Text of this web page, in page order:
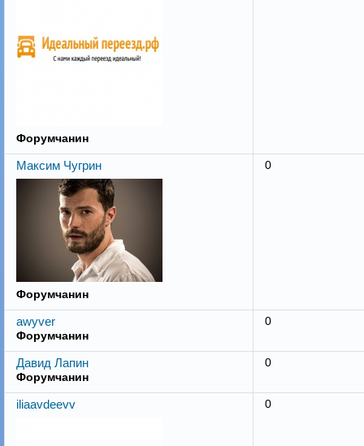
Форумчанин
Максим Чугрин
Форумчанин
0
awyver
Форумчанин
0
Давид Лапин
Форумчанин
0
iliaavdeevv 0